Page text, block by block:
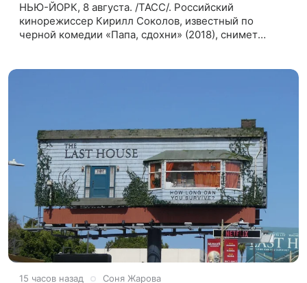
НЬЮ-ЙОРК, 8 августа. /ТАСС/. Российский
кинорежиссер Кирилл Соколов, известный по
черной комедии «Папа, сдохни» (2018), снимет
15 часов назад Соня Жарова